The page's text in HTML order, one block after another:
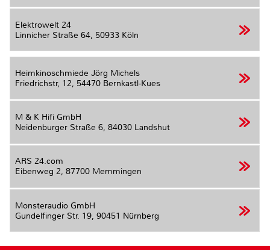
Elektrowelt 24
Linnicher Straße 64, 50933 Köln
Heimkinoschmiede Jörg Michels
Friedrichstr, 12, 54470 Bernkastl-Kues
M & K Hifi GmbH
Neidenburger Straße 6, 84030 Landshut
ARS 24.com
Eibenweg 2, 87700 Memmingen
Monsteraudio GmbH
Gundelfinger Str. 19, 90451 Nürnberg